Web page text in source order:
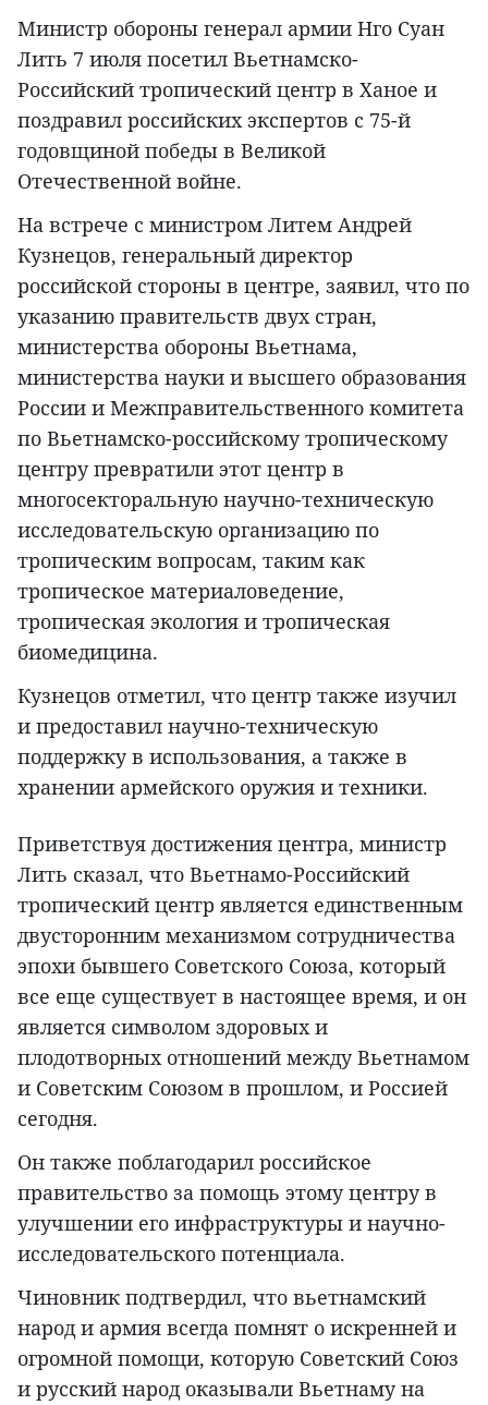
Министр обороны генерал армии Нго Суан
Лить 7 июля посетил Вьетнамско-
Российский тропический центр в Ханое и
поздравил российских экспертов с 75-й
годовщиной победы в Великой
Отечественной войне.
На встрече с министром Литем Андрей
Кузнецов, генеральный директор
российской стороны в центре, заявил, что по
указанию правительств двух стран,
министерства обороны Вьетнама,
министерства науки и высшего образования
России и Межправительственного комитета
по Вьетнамско-российскому тропическому
центру превратили этот центр в
многосекторальную научно-техническую
исследовательскую организацию по
тропическим вопросам, таким как
тропическое материаловедение,
тропическая экология и тропическая
биомедицина.
Кузнецов отметил, что центр также изучил
и предоставил научно-техническую
поддержку в использования, а также в
хранении армейского оружия и техники.
Приветствуя достижения центра, министр
Лить сказал, что Вьетнамо-Российский
тропический центр является единственным
двусторонним механизмом сотрудничества
эпохи бывшего Советского Союза, который
все еще существует в настоящее время, и он
является символом здоровых и
плодотворных отношений между Вьетнамом
и Советским Союзом в прошлом, и Россией
сегодня.
Он также поблагодарил российское
правительство за помощь этому центру в
улучшении его инфраструктуры и научно-
исследовательского потенциала.
Чиновник подтвердил, что вьетнамский
народ и армия всегда помнят о искренней и
огромной помощи, которую Советский Союз
и русский народ оказывали Вьетнаму на